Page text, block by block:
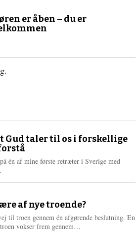
er åben – du er
Gud taler til os i forskellige
én af mine første retræter i Sverige med
e
r
e
af nye troende?
til troen gennem én afgørende beslutning. En
vokser frem gennem…